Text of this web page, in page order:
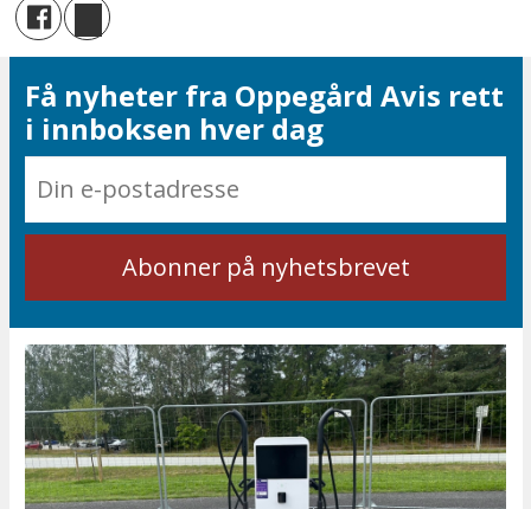
Få nyheter fra Oppegård Avis rett
i innboksen hver dag